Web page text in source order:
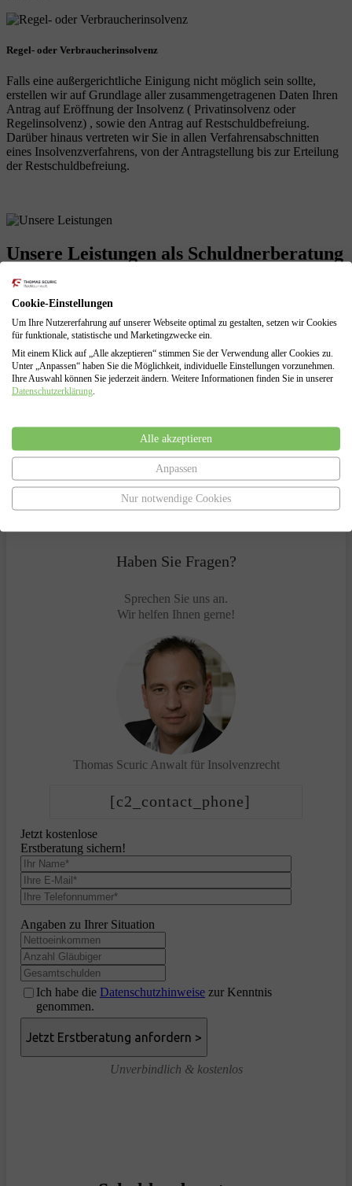
Regel- oder Verbraucherinsolvenz
Falls eine außergerichtliche Einigung nicht möglich sein sollte,
erstellen wir auf Grundlage aller zusammengetragenen Daten Ihren
Antrag auf Eröffnung der Insolvenz ( Privatinsolvenz oder
Regelinsolvenz) , sowie den Antrag auf Restschuldbefreiung.
Darüber hinaus vertreten wir Sie in allen Verfahrensabschnitten
eines Insolvenzverfahrens, von der Antragstellung bis zur Erteilung
der Restschuldbefreiung.
Unsere Leistungen als Schuldnerberatung
Profitieren Sie von unserer langjährigen Erfahrungen! Wir sind mit
allen Problemen einer finanziellen Krise vertraut und können diese
für Sie lösen.
Schuldenberatung für Verbraucher und Selbstständige
Führung sämtlicher Verhandlungen mit den Gläubigern
Insolvenzantragsstellung und Begleitung durch das
Vertretung gegenüber dem Insolvenzgericht und dem
Haben Sie Fragen?
Sprechen Sie uns an.
Wir helfen Ihnen gerne!
Thomas Scuric Anwalt für Insolvenzrecht
[c2_contact_phone]
Jetzt kostenlose
Erstberatung sichern!
Angaben zu Ihrer Situation
Ich habe die Datenschutzhinweise zur Kenntnis
genommen.
Unverbindlich & kostenlos
Cookie-Einstellungen
Um Ihre Nutzererfahrung auf unserer Webseite optimal zu gestalten, setzen wir Cookies
für funktionale, statistische und Marketingzwecke ein.
Mit einem Klick auf „Alle akzeptieren“ stimmen Sie der Verwendung aller Cookies zu.
Unter „Anpassen“ haben Sie die Möglichkeit, individuelle Einstellungen vorzunehmen.
Ihre Auswahl können Sie jederzeit ändern. Weitere Informationen finden Sie in unserer
Datenschutzerklärung
Alle akzeptieren
Anpassen
Nur notwendige Cookies